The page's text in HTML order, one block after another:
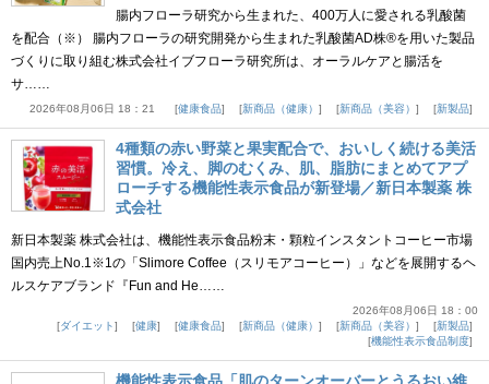
腸内フローラ研究から生まれた、400万人に愛される乳酸菌
を配合（※） 腸内フローラの研究開発から生まれた乳酸菌AD株®を用いた製品
づくりに取り組む株式会社イブフローラ研究所は、オーラルケアと腸活を
サ……
2026年08月06日 18：21 健康食品 新商品（健康） 新商品（美容） 新製品
4種類の赤い野菜と果実配合で、おいしく続ける美活
習慣。冷え、脚のむくみ、肌、脂肪にまとめてアプ
ローチする機能性表示食品が新登場／新日本製薬 株
式会社
新日本製薬 株式会社は、機能性表示食品粉末・顆粒インスタントコーヒー市場
国内売上No.1※1の「Slimore Coffee（スリモアコーヒー）」などを展開するヘ
ルスケアブランド『Fun and He……
2026年08月06日 18：00
ダイエット
健康 健康食品 新商品（健康） 新商品（美容）
新製品
機能性表示食品制度